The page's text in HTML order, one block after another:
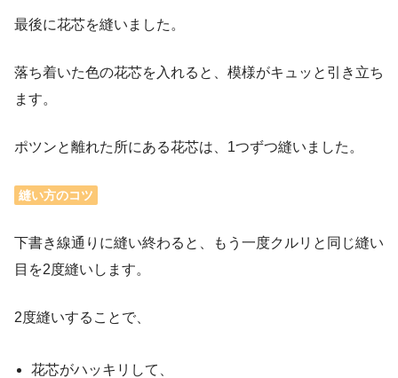
最後に花芯を縫いました。
落ち着いた色の花芯を入れると、模様がキュッと引き立ち
ます。
ポツンと離れた所にある花芯は、1つずつ縫いました。
縫い方のコツ
下書き線通りに縫い終わると、もう一度クルリと同じ縫い
目を2度縫いします。
2度縫いすることで、
花芯がハッキリして、